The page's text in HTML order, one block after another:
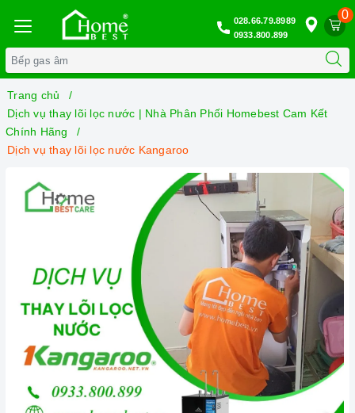
0
028.66.79.8989
0933.800.899
Trang chủ
Dịch vụ thay lõi lọc nước | Nhà Phân Phối Homebest Cam Kết
Chính Hãng
Dịch vụ thay lõi lọc nước Kangaroo